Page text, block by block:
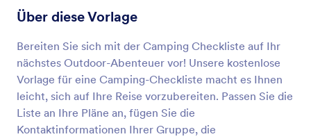
Über diese Vorlage
Bereiten Sie sich mit der Camping Checkliste auf Ihr
nächstes Outdoor-Abenteuer vor! Unsere kostenlose
Vorlage für eine Camping-Checkliste macht es Ihnen
leicht, sich auf Ihre Reise vorzubereiten. Passen Sie die
Liste an Ihre Pläne an, fügen Sie die
Kontaktinformationen Ihrer Gruppe, die
Vorschau